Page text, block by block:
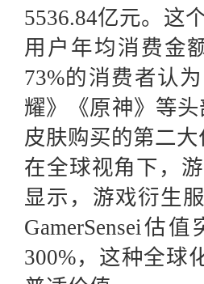
5536.84亿元。这
用户年均消费金
73%的消费者认
耀》《原神》等
皮肤购买的第二大
在全球视角下，
显示，游戏衍生
GamerSensei估
300%，这种全球